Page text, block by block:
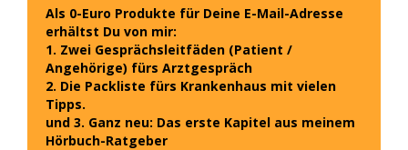
Als 0-Euro Produkte für Deine E-Mail-Adresse
erhältst Du von mir:
1. Zwei Gesprächsleitfäden (Patient /
Angehörige) fürs Arztgespräch
2. Die Packliste fürs Krankenhaus mit vielen
Tipps.
und 3. Ganz neu: Das erste Kapitel aus meinem
Hörbuch-Ratgeber